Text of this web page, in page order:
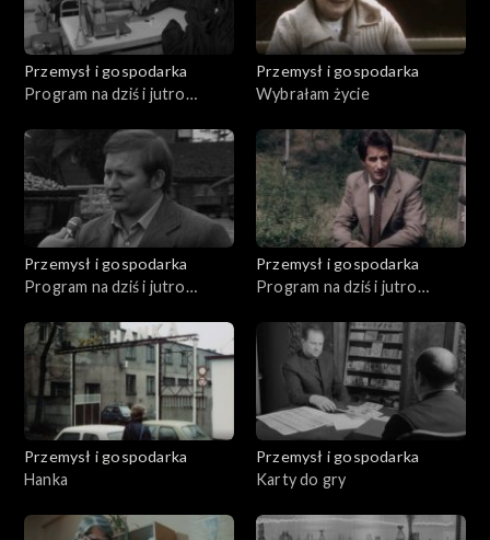
Przemysł i gospodarka
Program na dziś i jutro
Przemysł i gospodarka
Wybrałam życie
Przemysł i gospodarka
Program na dziś i jutro
Przemysł i gospodarka
Program na dziś i jutro
Przemysł i gospodarka
Hanka
Przemysł i gospodarka
Karty do gry